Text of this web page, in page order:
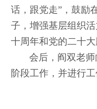
话，跟党走”，鼓励
子，增强基层组织
十周年和党的二十大
会后，阎双老
阶段工作，并进行工